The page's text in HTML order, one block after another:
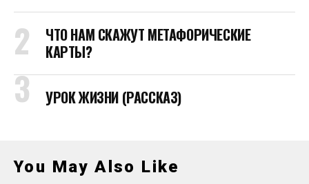
ЧТО НАМ СКАЖУТ МЕТАФОРИЧЕСКИЕ
КАРТЫ?
УРОК ЖИЗНИ (РАССКАЗ)
You May Also Like